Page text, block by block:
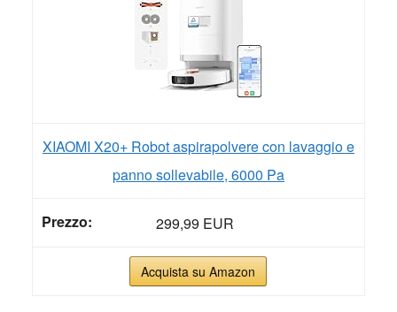
XIAOMI X20+ Robot aspirapolvere con lavaggio e
panno sollevabile, 6000 Pa
299,99 EUR
Acquista su Amazon